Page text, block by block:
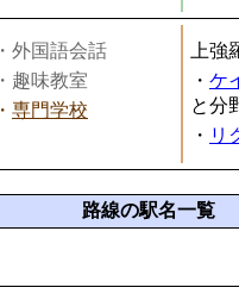
・外国語会話
・趣味教室
・ 専門学校
上
・ ケ
と分
・ リ
路線の駅名一覧